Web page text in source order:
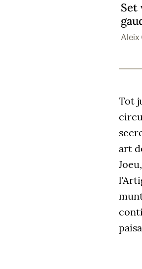
Set
Aleix
Tot
art